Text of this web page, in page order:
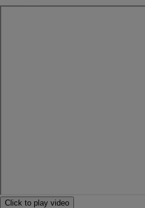
Click to play video